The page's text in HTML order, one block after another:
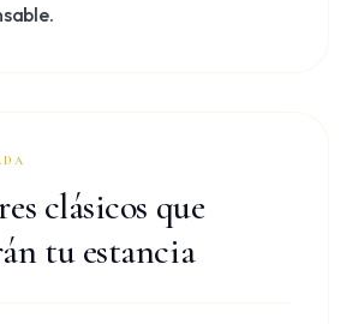
clásicos que
tu estancia